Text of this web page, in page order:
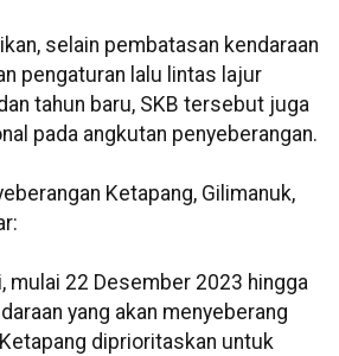
selain pembatasan kendaraan
pengaturan lalu lintas lajur
tahun baru, SKB tersebut juga
pada angkutan penyeberangan.
Ketapang, Gilimanuk,
mulai 22 Desember 2023 hingga
yang akan menyeberang
diprioritaskan untuk